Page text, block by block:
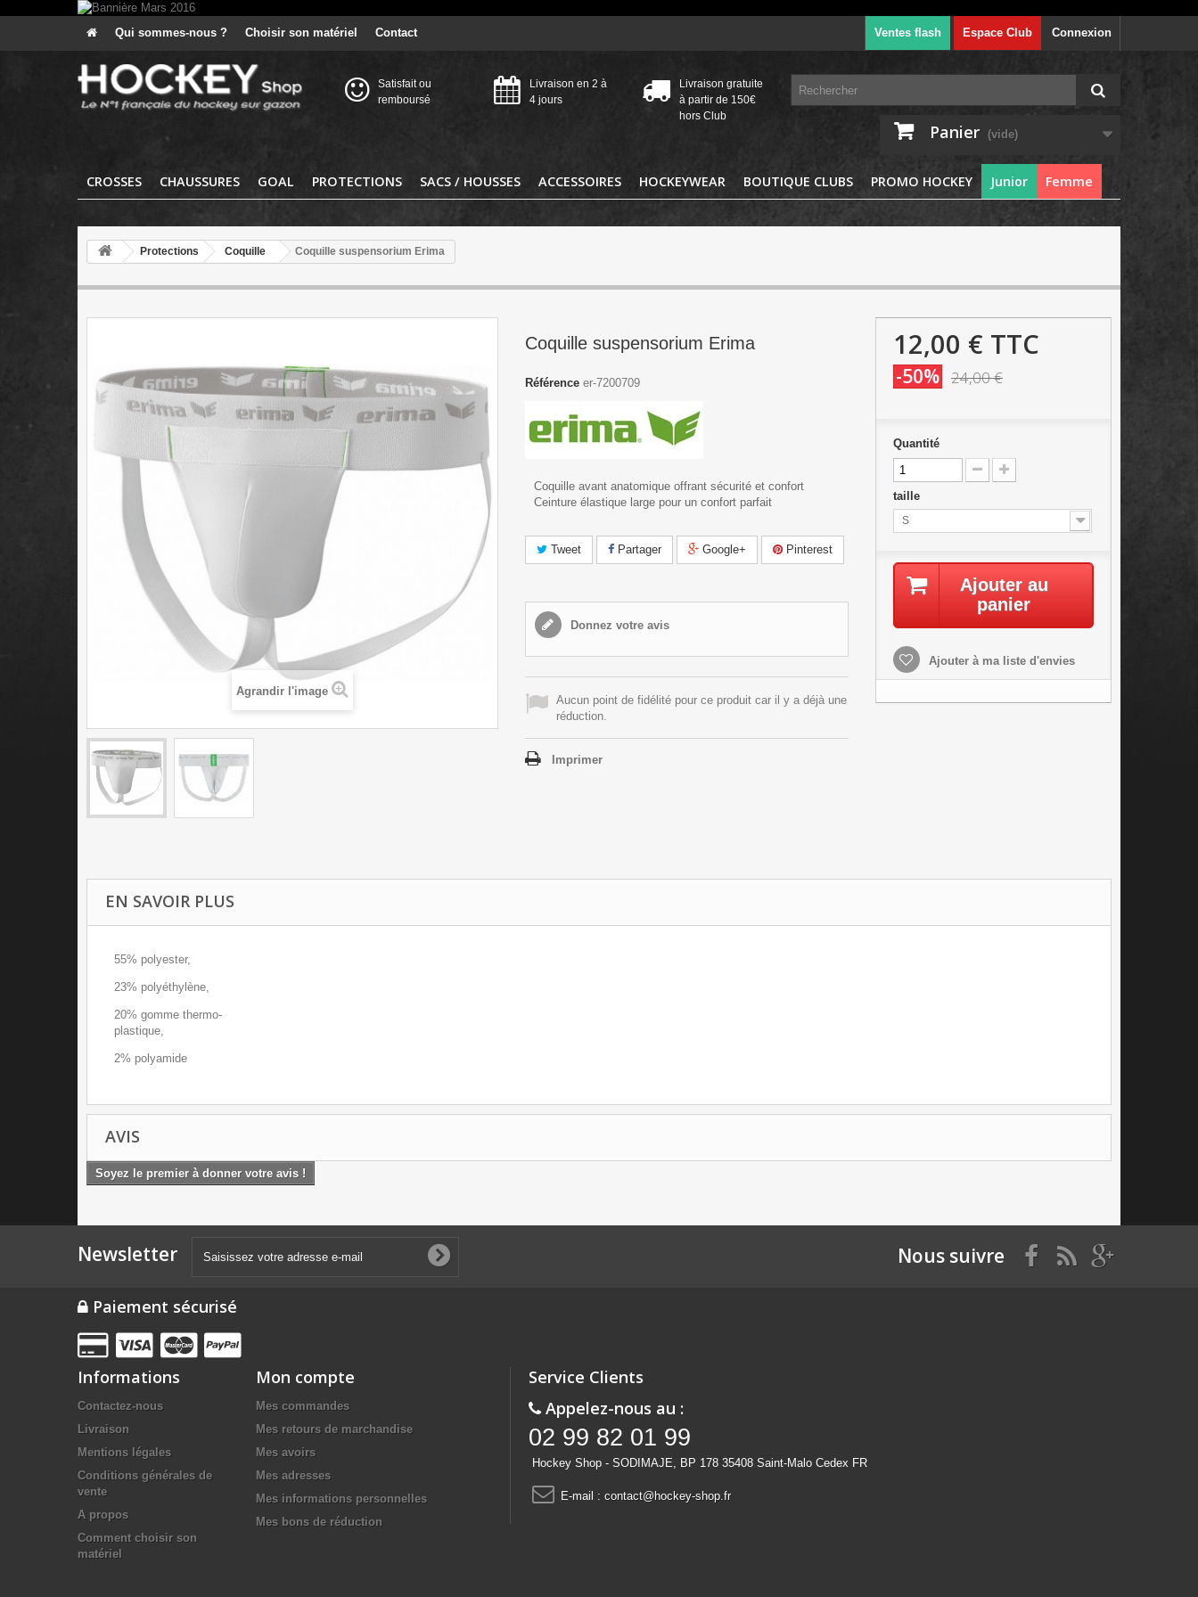
Qui sommes-nous ? Choisir son matériel Contact Ventes flash Espace Club Connexion
Satisfait ou
remboursé
Livraison en 2 à
4 jours
Livraison gratuite
à partir de 150€
hors Club
Panier (vide)
CROSSES CHAUSSURES GOAL PROTECTIONS SACS / HOUSSES ACCESSOIRES HOCKEYWEAR BOUTIQUE CLUBS PROMO HOCKEY Junior Femme
Protections Coquille Coquille suspensorium Erima
Agrandir l'image
Coquille suspensorium Erima
Référence er-7200709
Coquille avant anatomique offrant sécurité et confort
Ceinture élastique large pour un confort parfait
Tweet Partager Google+ Pinterest
Donnez votre avis
Aucun point de fidélité pour ce produit car il y a déjà une
réduction.
Imprimer
12,00 € TTC
-50% 24,00 €
Quantité
taille
S
Ajouter au
panier
Ajouter à ma liste d'envies
EN SAVOIR PLUS
55% polyester,
23% polyéthylène,
20% gomme thermo-
plastique,
2% polyamide
AVIS
Soyez le premier à donner votre avis !
Newsletter Nous suivre
Paiement sécurisé
Informations
Contactez-nous
Livraison
Mentions légales
Conditions générales de
vente
A propos
Comment choisir son
matériel
Mon compte
Mes commandes
Mes retours de marchandise
Mes avoirs
Mes adresses
Mes informations personnelles
Mes bons de réduction
Service Clients
Appelez-nous au :
02 99 82 01 99
Hockey Shop - SODIMAJE, BP 178 35408 Saint-Malo Cedex FR
E-mail : contact@hockey-shop.fr